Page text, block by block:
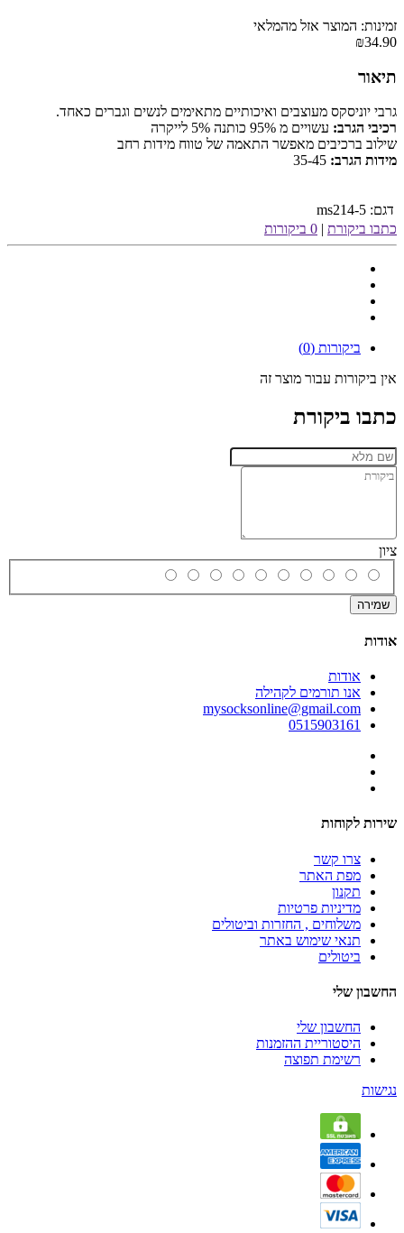
זמינות: המוצר אזל מהמלאי
₪34.90
תיאור
גרבי יוניסקס מעוצבים ואיכותיים מתאימים לנשים וגברים כאחד.
רכיבי הגרב: עשויים מ 95% כותנה 5% לייקרה
שילוב ברכיבים מאפשר התאמה של טווח מידות רחב
מידות הגרב: 35-45
דגם: ms214-5
כתבו ביקורת | 0 ביקורות
ביקורות (0)
אין ביקורות עבור מוצר זה
כתבו ביקורת
ציון
שמירה
אודות
אודות
אנו תורמים לקהילה
mysocksonline@gmail.com
0515903161
שירות לקוחות
צרו קשר
מפת האתר
תקנון
מדיניות פרטיות
משלוחים , החזרות וביטולים
תנאי שימוש באתר
ביטולים
החשבון שלי
החשבון שלי
היסטוריית ההזמנות
רשימת תפוצה
נגישות